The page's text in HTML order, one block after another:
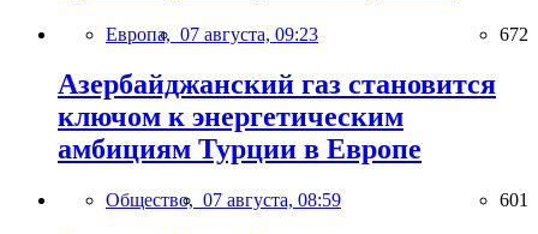
Европа, 07 августа, 09:23 672
Азербайджанский газ становится
ключом к энергетическим
амбициям Турции в Европе
Общество, 07 августа, 08:59 601